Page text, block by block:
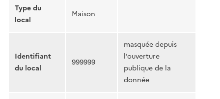
Type du
local
Maison
Identifiant
du local
999999
masquée depuis
l’ouverture
publique de la
donnée